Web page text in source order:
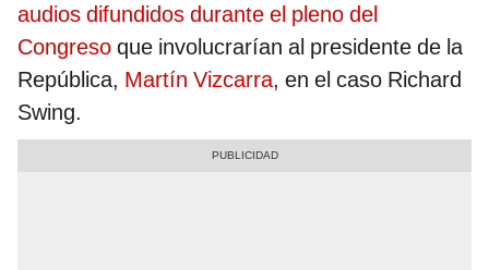
audios difundidos durante el pleno del
Congreso que involucrarían al presidente de la
República, Martín Vizcarra, en el caso Richard
Swing.